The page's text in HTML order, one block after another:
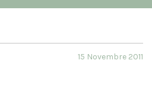
15 Novembre 2011